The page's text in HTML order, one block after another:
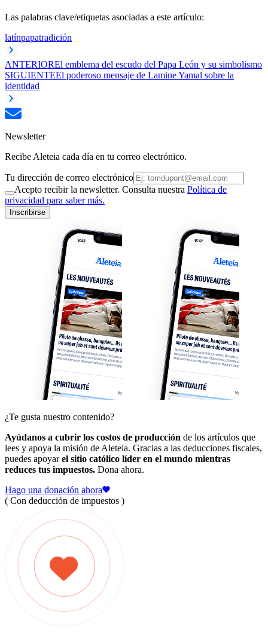
Las palabras clave/etiquetas asociadas a este artículo:
latínpapatradición
ANTERIOREl emblema del escudo del Papa León y su simbolismo
SIGUIENTEEl poderoso mensaje de Lamine Yamal sobre la
identidad
Newsletter
Recibe Aleteia cada día en tu correo electrónico.
Tu dirección de correo electrónico
Acepto recibir la newsletter. Consulta nuestra Política de
privacidad para saber más.
Inscribirse
¿Te gusta nuestro contenido?
Ayúdanos a cubrir los costos de producción de los artículos que
lees y apoya la misión de Aleteia. Gracias a las deducciones fiscales,
puedes apoyarel sitio católico líder en el mundo mientras
reduces tus impuestos. Dona ahora.
Hago una donación ahora
( Con deducción de impuestos )